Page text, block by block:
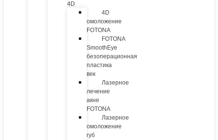
4D
4D
омоложение
FOTONA
FOTONA
SmoothEye
безоперационная
пластика
век
Лазерное
лечение
акне
FOTONA
Лазерное
омоложение
губ